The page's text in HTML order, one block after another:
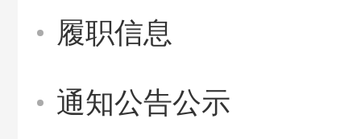
履职信息
通知公告公示